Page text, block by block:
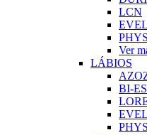
LCN
Ver
LÁBIOS
BI-ES